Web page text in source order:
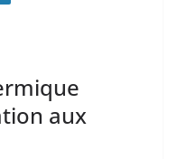
aux